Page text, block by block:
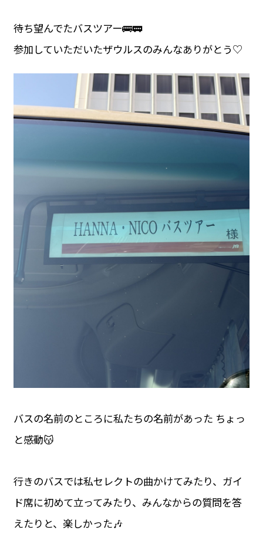
待ち望んでたバスツアー🚌🚃
参加していただいたザウルスのみんなありがとう♡
バスの名前のところに私たちの名前があった ちょっ
と感動😽
行きのバスでは私セレクトの曲かけてみたり、ガイ
ド席に初めて立ってみたり、みんなからの質問を答
えたりと、楽しかった🎶